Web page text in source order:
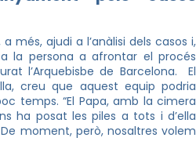
més, ajudi a l’anàlisi dels casos i,
la persona a afrontar el procés
l’Arquebisbe de Barcelona. El
creu que aquest equip podria
temps. “El Papa, amb la cimera
ha posat les piles a tots i d’ella
moment, però, nosaltres volem